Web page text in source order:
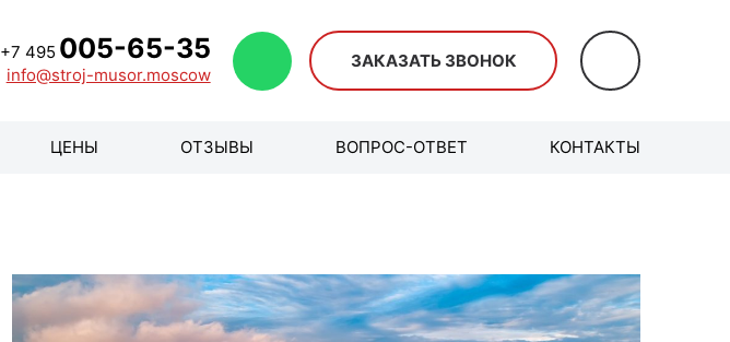
+7 495 005-65-35
info@stroj-musor.moscow
ЗАКАЗАТЬ ЗВОНОК
ЦЕНЫ ОТЗЫВЫ ВОПРОС-ОТВЕТ КОНТАКТЫ